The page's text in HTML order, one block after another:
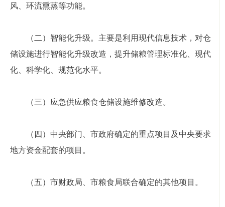
风、环流熏蒸等功能。
（二）智能化升级。主要是利用现代信息技术，对仓
储设施进行智能化升级改造，提升储粮管理标准化、现代
化、科学化、规范化水平。
（三）应急供应粮食仓储设施维修改造。
（四）中央部门、市政府确定的重点项目及中央要求
地方资金配套的项目。
（五）市财政局、市粮食局联合确定的其他项目。